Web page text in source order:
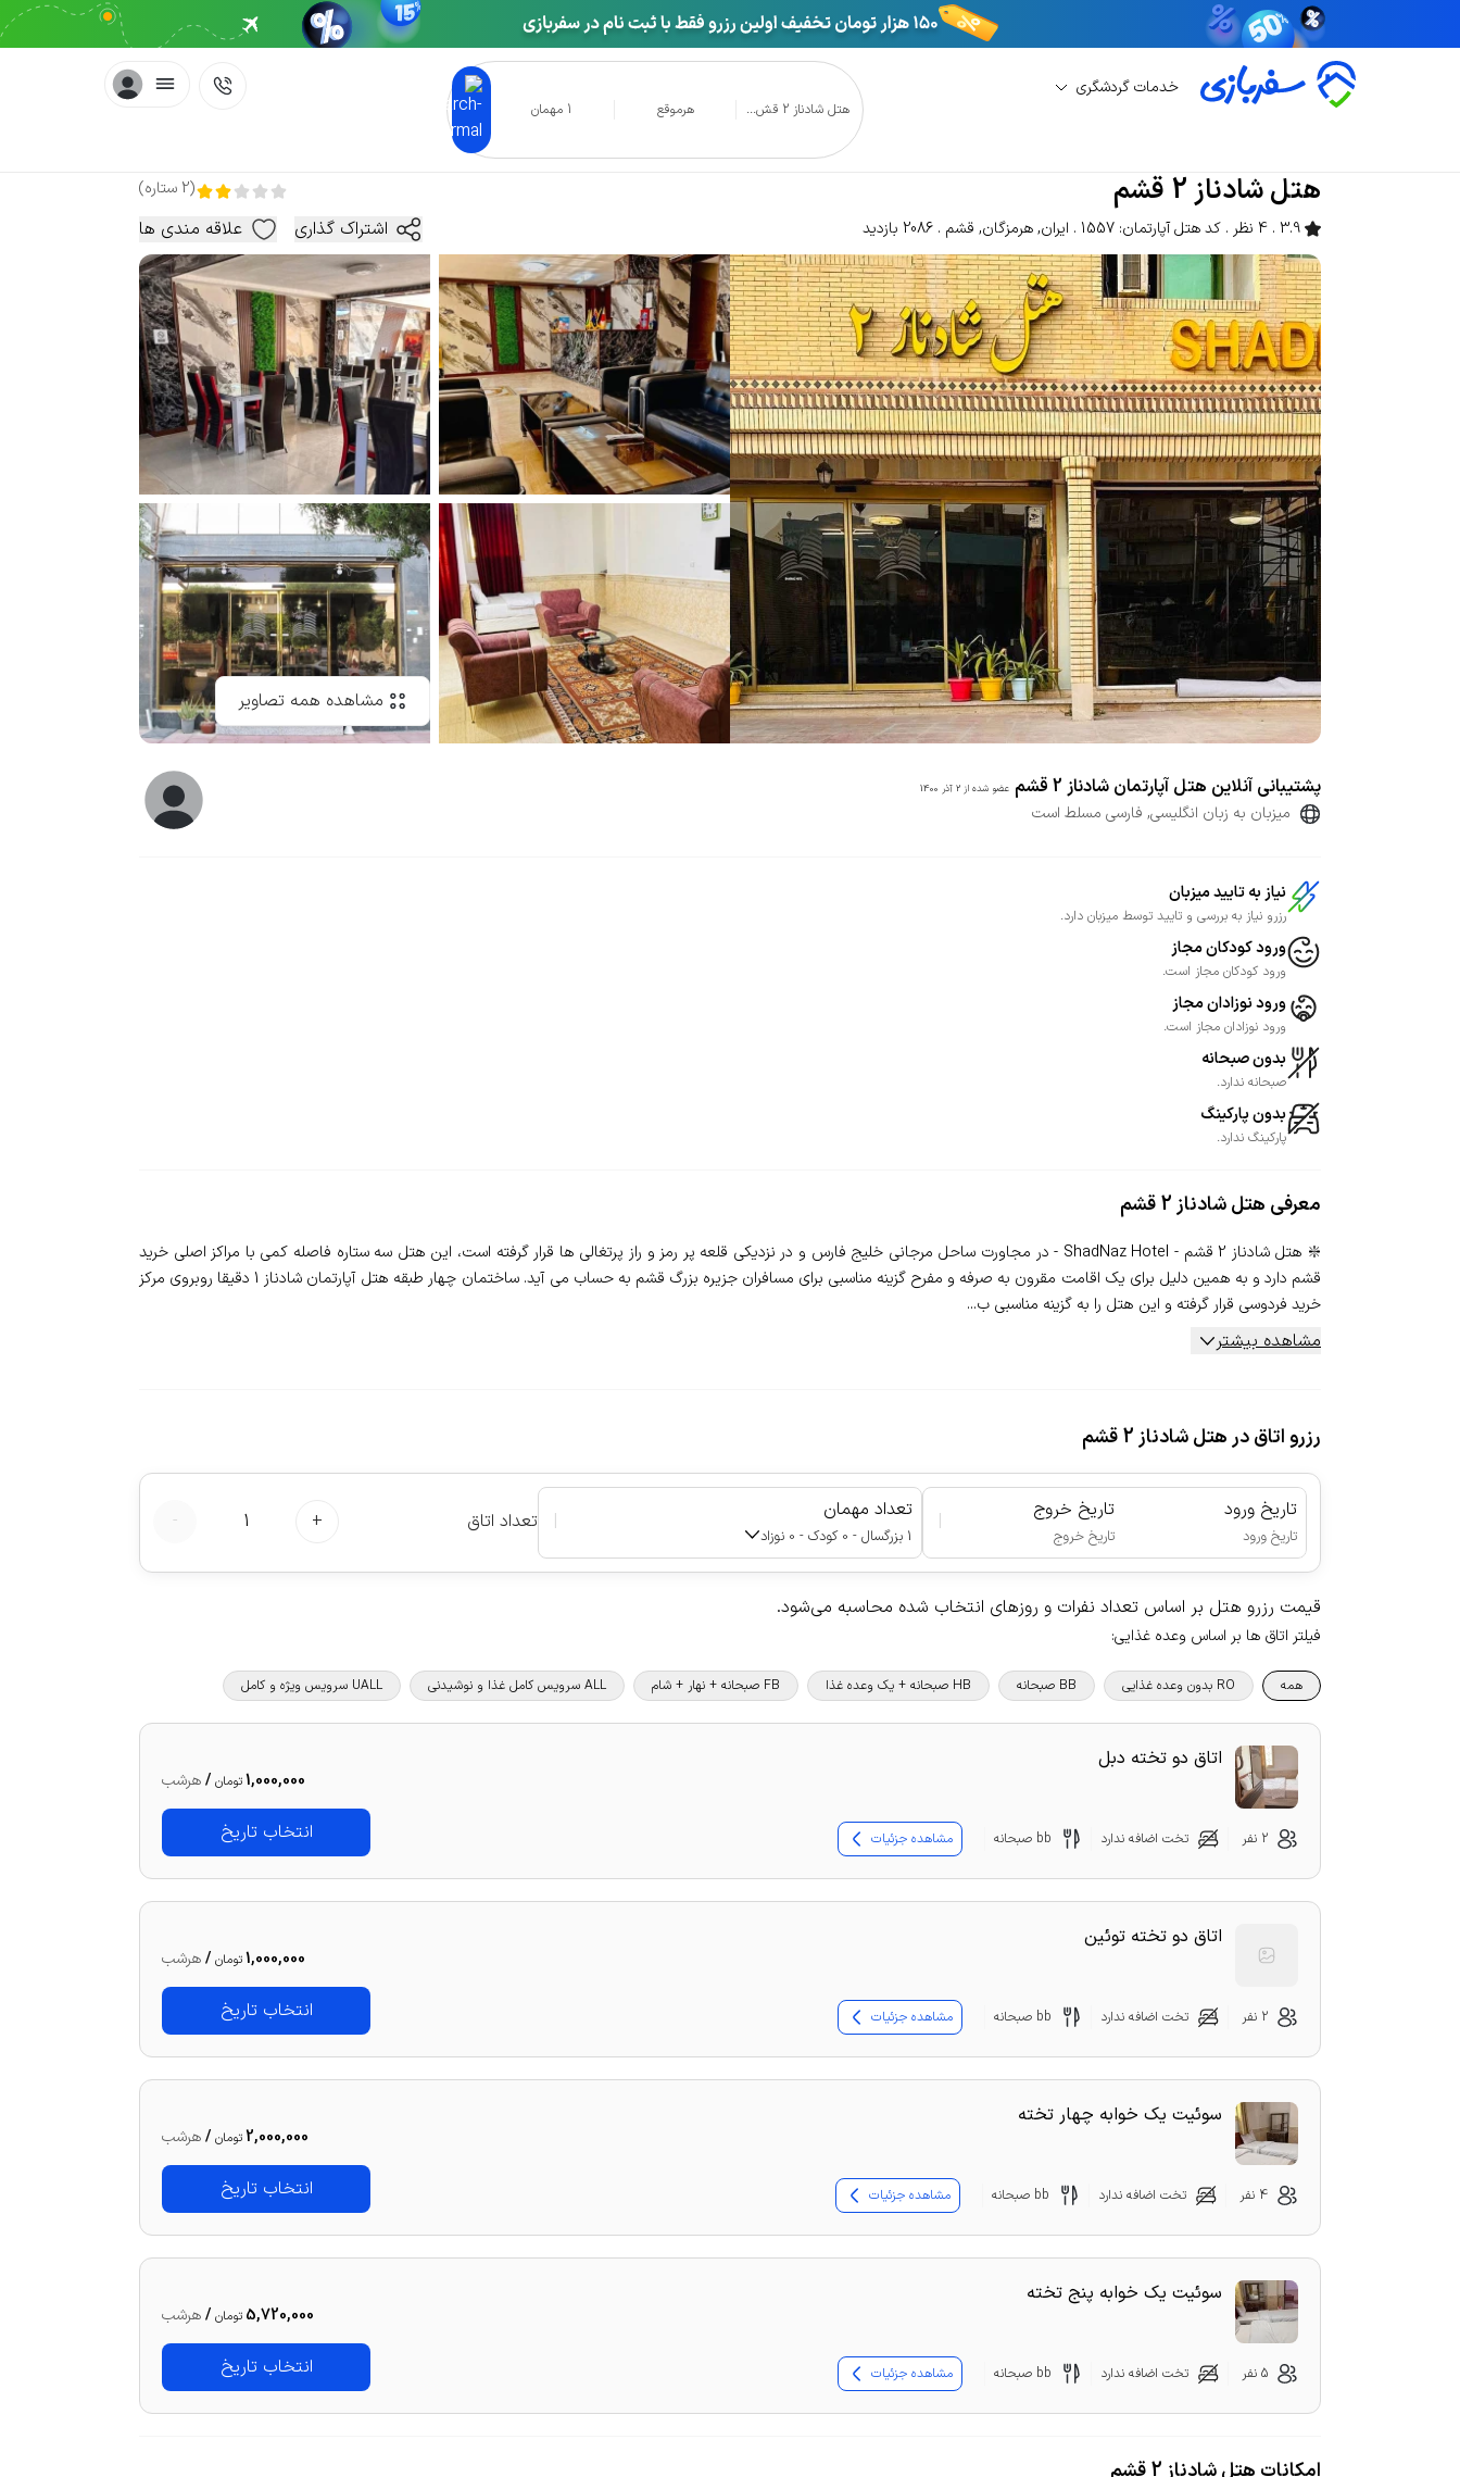
خدمات گردشگری
هتل شادناز 2 قش... هرموقع 1 مهمان
هتل شادناز 2 قشم
3.9 4 نظر کد هتل آپارتمان: 1557 ایران,هرمزگان, قشم 2086 بازدید
(
2 ستاره)
اشتراک گذاری علاقه مندی ها
مشاهده همه تصاویر
پشتیبانی آنلاین هتل آپارتمان شادناز 2 قشم عضو شده از 2 آذر 1400
میزبان به زبان انگلیسی, فارسی مسلط است
نیاز به تایید میزبان
رزرو نیاز به بررسی و تایید توسط میزبان دارد.
ورود کودکان مجاز
ورود کودکان مجاز است.
ورود نوزادان مجاز
ورود نوزادان مجاز است.
بدون صبحانه
صبحانه ندارد.
بدون پارکینگ
پارکینگ ندارد.
معرفی هتل شادناز 2 قشم
❇️ هتل شادناز 2 قشم - ShadNaz Hotel - در مجاورت ساحل مرجانی خلیج فارس و در نزدیکی قلعه پر رمز و راز پرتغالی ها قرار گرفته است، این هتل سه ستاره فاصله کمی با مراکز اصلی خرید
قشم دارد و به همین دلیل برای یک اقامت مقرون به صرفه و مفرح گزینه مناسبی برای مسافران جزیره بزرگ قشم به حساب می آید. ساختمان چهار طبقه هتل آپارتمان شادناز 1 دقیقا روبروی مرکز
خرید فردوسی قرار گرفته و این هتل را به گزینه مناسبی ب...
مشاهده بیشتر
رزرو اتاق در هتل شادناز 2 قشم
تاریخ ورود
تاریخ ورود
تاریخ خروج
تاریخ خروج
| تعداد مهمان
1 بزرگسال - 0 کودک - 0 نوزاد
| تعداد اتاق +
1
-
قیمت رزرو هتل بر اساس تعداد نفرات و روزهای انتخاب شده محاسبه می‌شود.
فیلتر اتاق ها بر اساس وعده غذایی:
همه RO بدون وعده غذایی BB صبحانه HB صبحانه + یک وعده غذا FB صبحانه + نهار + شام ALL سرویس کامل غذا و نوشیدنی UALL سرویس ویژه و کامل
اتاق دو تخته دبل
1,000,000تومان /هرشب
انتخاب تاریخ 2 نفر تخت اضافه ندارد bb صبحانه مشاهده جزئیات
اتاق دو تخته توئین
1,000,000تومان /هرشب
انتخاب تاریخ 2 نفر تخت اضافه ندارد bb صبحانه مشاهده جزئیات
سوئیت یک خوابه چهار تخته
2,000,000تومان /هرشب
انتخاب تاریخ 4 نفر تخت اضافه ندارد bb صبحانه مشاهده جزئیات
سوئیت یک خوابه پنج تخته
5,720,000 تومان /هرشب
انتخاب تاریخ 5 نفر تخت اضافه ندارد bb صبحانه مشاهده جزئیات
امکانات هتل شادناز 2 قشم